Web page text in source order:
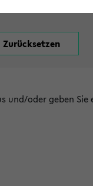
und/oder geben